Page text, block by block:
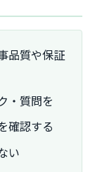
品質や保証
・質問を
確認する
い